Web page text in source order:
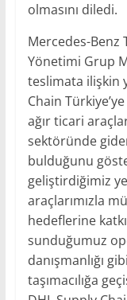
olmasını diledi.
Mercedes-Benz
Yönetimi Grup
teslimata ilişkin
Chain
ağır ticari
sektöründe
bulduğunu
geliştirdiğimiz
araçlarımızla
hedeflerine
sunduğumuz
danışmanlığı
taşımacılığa